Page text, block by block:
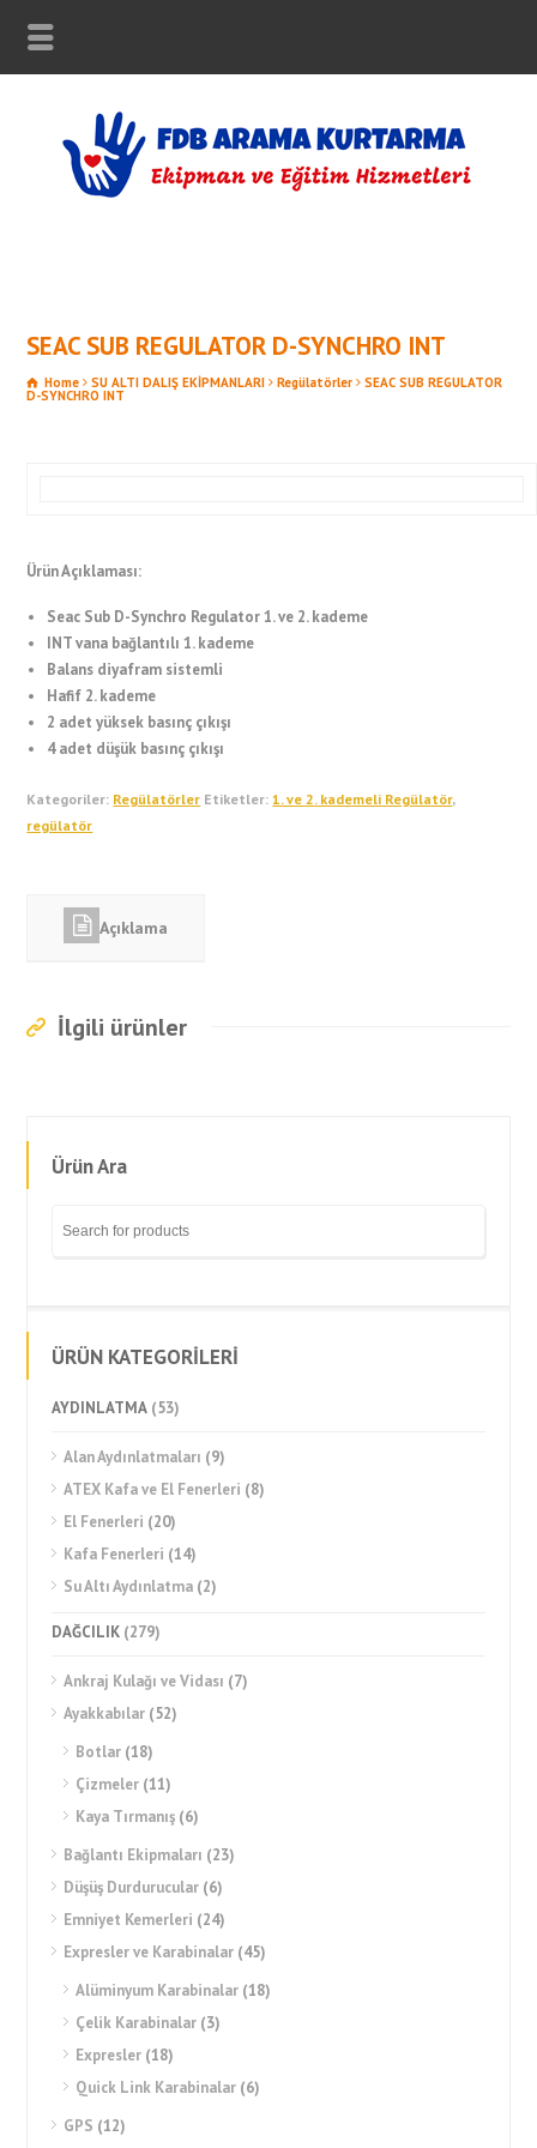
SEAC SUB REGULATOR D-SYNCHRO INT
Home SU ALTI DALIŞ EKİPMANLARI Regülatörler SEAC SUB REGULATOR
D-SYNCHRO INT
Ürün Açıklaması:
Seac Sub D-Synchro Regulator 1. ve 2. kademe
INT vana bağlantılı 1. kademe
Balans diyafram sistemli
Hafif 2. kademe
2 adet yüksek basınç çıkışı
4 adet düşük basınç çıkışı
Kategoriler: Regülatörler Etiketler:1. ve 2. kademeli Regülatör,
regülatör
Açıklama
İlgili ürünler
Ürün Ara
ÜRÜN KATEGORİLERİ
AYDINLATMA (53)
Alan Aydınlatmaları (9)
ATEX Kafa ve El Fenerleri (8)
El Fenerleri (20)
Kafa Fenerleri (14)
Su Altı Aydınlatma (2)
DAĞCILIK (279)
Ankraj Kulağı ve Vidası (7)
Ayakkabılar (52)
Botlar (18)
Çizmeler (11)
Kaya Tırmanış (6)
Bağlantı Ekipmaları (23)
Düşüş Durdurucular (6)
Emniyet Kemerleri (24)
Expresler ve Karabinalar (45)
Alüminyum Karabinalar (18)
Çelik Karabinalar (3)
Expresler (18)
Quick Link Karabinalar (6)
GPS (12)